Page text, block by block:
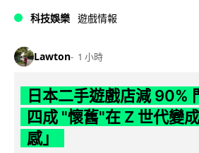
科技娛樂 遊戲情報
Lawton 1 小時
日本二手遊戲店減 90%
四成 "懷舊"在 Z 世代變
感」